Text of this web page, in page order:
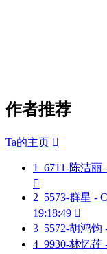
作者推荐
Ta的主页 
1 6711-陈洁丽

2 5573-群星 -
19:18:49 
3 5572-胡鸿钧
4 9930-林忆莲